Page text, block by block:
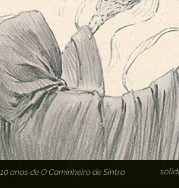
10 anos de O Caminheiro de Sintra